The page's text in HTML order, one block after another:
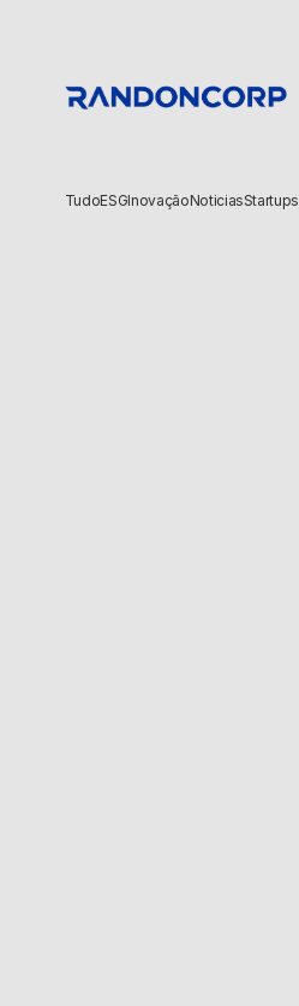
TudoESGInovaçãoNoticiasStartups